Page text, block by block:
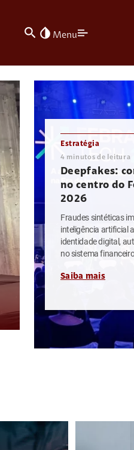
search invert_colors Menu
Estratégia
4 minutos de leitura
Deepfakes:
no centro do
2026
Fraudes sintéticas
inteligência artificial
identidade digital,
no sistema
Saiba mais